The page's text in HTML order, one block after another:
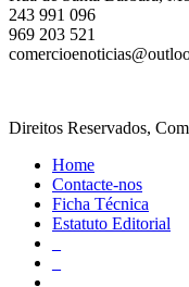
243 991 096
969 203 521
Direitos Reservados,
Home
Contacte-nos
Ficha Técnica
Estatuto Editorial